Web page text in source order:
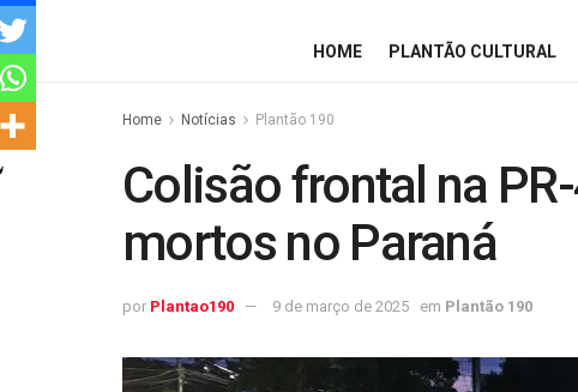
HOME PLANTÃO CULTURAL
Home Notícias Plantão 190
Colisão frontal na
mortos no Paraná
por Plantao190 9 de março de 2025 em Plantão 190